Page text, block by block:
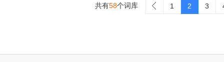
共有58个词库 1 2 3